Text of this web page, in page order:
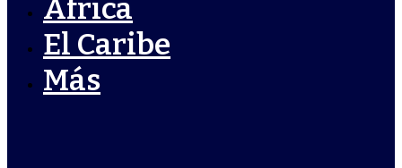
África
El Caribe
Más